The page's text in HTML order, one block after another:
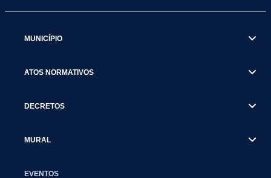
MUNICÍPIO
ATOS NORMATIVOS
DECRETOS
MURAL
EVENTOS